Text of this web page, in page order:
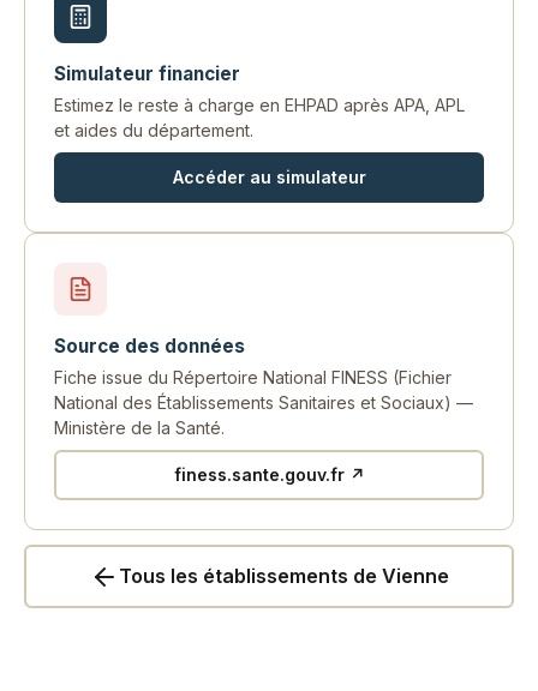
Simulateur financier
Estimez le reste à charge en EHPAD après APA, APL
et aides du département.
Accéder au simulateur
Source des données
Fiche issue du Répertoire National FINESS (Fichier
National des Établissements Sanitaires et Sociaux) —
Ministère de la Santé.
finess.sante.gouv.fr ↗
Tous les établissements de Vienne